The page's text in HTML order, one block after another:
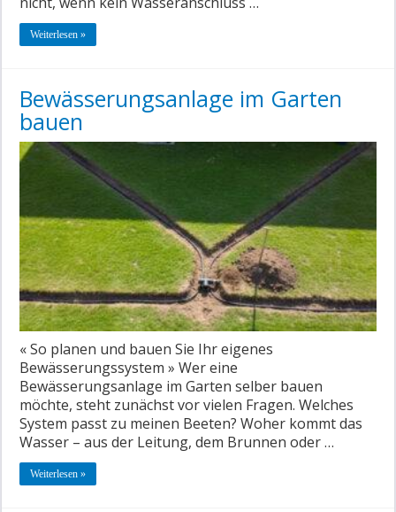
Weiterlesen »
Bewässerungsanlage im Garten
bauen
« So planen und bauen Sie Ihr eigenes
Bewässerungssystem » Wer eine
Bewässerungsanlage im Garten selber bauen
möchte, steht zunächst vor vielen Fragen. Welches
System passt zu meinen Beeten? Woher kommt das
Wasser – aus der Leitung, dem Brunnen oder …
Weiterlesen »